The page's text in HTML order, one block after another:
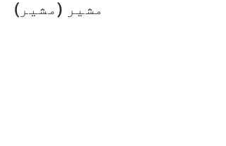
مشیر (مشیر)